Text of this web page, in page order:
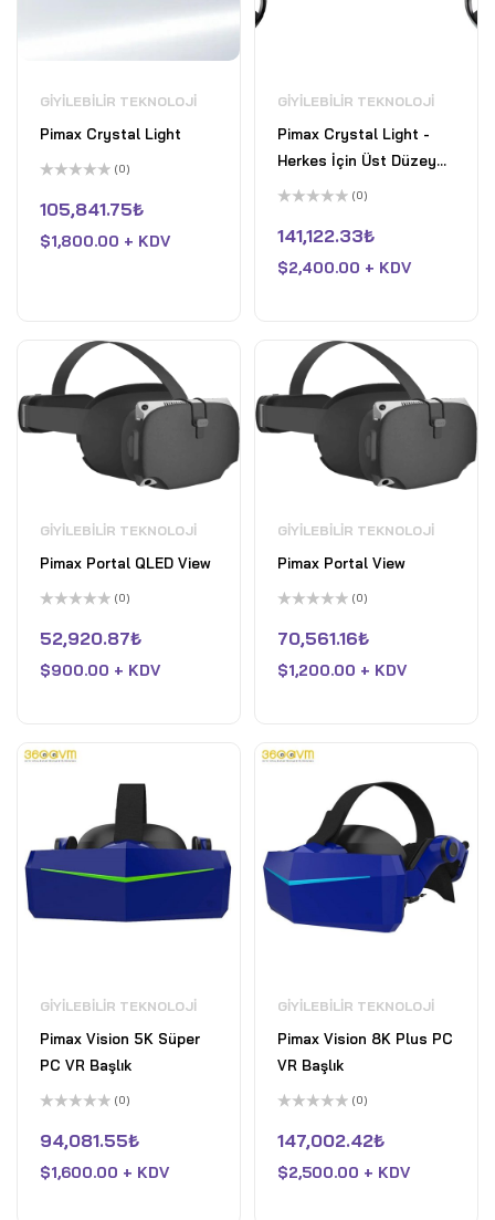
GIYILEBILIR TEKNOLOJI
Pimax Crystal Light
üzerinden
0
aldı
(0)
105,841.75₺
$1,800.00 + KDV
GIYILEBILIR TEKNOLOJI
Pimax Crystal Light -
Herkes İçin Üst Düzey
PC VR Başlığı
üzerinden
0
aldı
(0)
141,122.33₺
$2,400.00 + KDV
GIYILEBILIR TEKNOLOJI
Pimax Portal QLED View
üzerinden
0
aldı
(0)
52,920.87₺
$900.00 + KDV
GIYILEBILIR TEKNOLOJI
Pimax Portal View
üzerinden
0
aldı
(0)
70,561.16₺
$1,200.00 + KDV
GIYILEBILIR TEKNOLOJI
Pimax Vision 5K Süper
PC VR Başlık
üzerinden
0
aldı
(0)
94,081.55₺
$1,600.00 + KDV
GIYILEBILIR TEKNOLOJI
Pimax Vision 8K Plus PC
VR Başlık
üzerinden
0
aldı
(0)
147,002.42₺
$2,500.00 + KDV